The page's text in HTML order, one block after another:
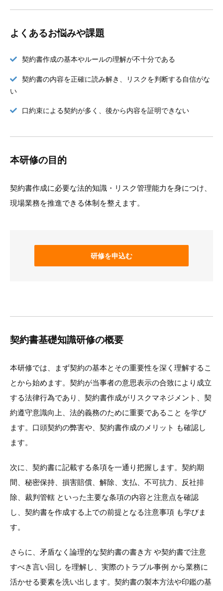
よくあるお悩みや課題
契約書作成の基本やルールの理解が不十分である
契約書の内容を正確に読み解き、リスクを判断する自信がな
い
口約束による契約が多く、後から内容を証明できない
本研修の目的
契約書作成に必要な法的知識・リスク管理能力を身につけ、
現場業務を推進できる体制を整えます。
研修を申込む
契約書基礎知識研修の概要
本研修では、まず契約の基本とその重要性を深く理解するこ
とから始めます。契約が当事者の意思表示の合致により成立
する法律行為であり、契約書作成がリスクマネジメント、契
約遵守意識向上、法的義務のために重要であること を学び
ます。口頭契約の弊害や、契約書作成のメリット も確認し
ます。
次に、契約書に記載する条項を一通り把握します。契約期
間、秘密保持、損害賠償、解除、支払、不可抗力、反社排
除、裁判管轄 といった主要な条項の内容と注意点を確認
し、契約書を作成する上での前提となる注意事項 も学びま
す。
さらに、矛盾なく論理的な契約書の書き方 や契約書で注意
すべき言い回し を理解し、実際のトラブル事例 から業務に
活かせる要素を洗い出します。契約書の製本方法や印鑑の基